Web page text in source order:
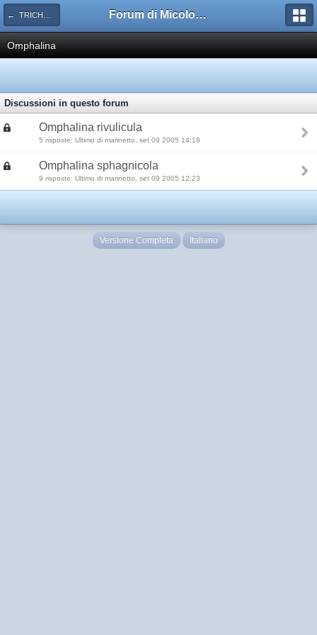
← TRICHOLOMATACEAE Forum di Micologia AMB Gruppo di Muggia e del Carso
Omphalina
Discussioni in questo forum
Omphalina rivulicula
5 risposte: Ultimo di marinetto, set 09 2005 14:18
Omphalina sphagnicola
9 risposte: Ultimo di marinetto, set 09 2005 12:23
Versione Completa Italiano